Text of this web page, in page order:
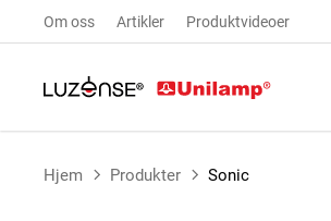
Om oss Artikler Produktvideoer
Hjem Produkter Sonic